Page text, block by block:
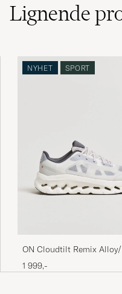
Lignende
NYHET SPORT
ON Cloudtilt Remix
1 999,-